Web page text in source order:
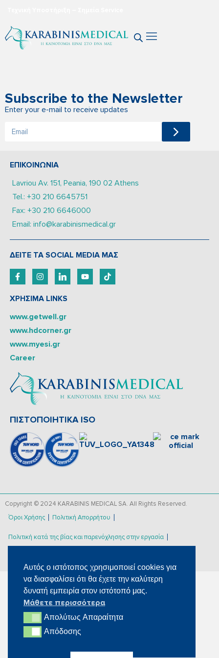
Subscribe to the Newsletter
Enter your e-mail to receive updates
ΕΠΙΚΟΙΝΩΝΙΑ
Lavriou Av. 151, Peania, 190 02 Athens
Tel.: +30 210 6645751
Fax: +30 210 6646000
Email: info@karabinismedical.gr
ΔEITE TA SOCIAL MEDIA ΜΑΣ
ΧΡΗΣΙΜΑ LINKS
www.getwell.gr
www.hdcorner.gr
www.myesi.gr
Career
ΠΙΣΤΟΠΟΙΗΤΙΚΑ ISO
Copyright © 2024 KARABINIS MEDICAL SA. All Rights Reserved.
Όροι Χρήσης
Πολιτική Απορρήτου
Πολιτική κατά της βίας και παρενόχλησης στην εργασία
Αυτός ο ιστότοπος χρησιμοποιεί cookies για
να διασφαλίσει ότι θα έχετε την καλύτερη
δυνατή εμπειρία στον ιστότοπό μας.
Μάθετε περισσότερα
Απολύτως Aπαραίτητα
Απολύτως Aπαραίτητα
ΑπόδοσηςΑπόδοσης